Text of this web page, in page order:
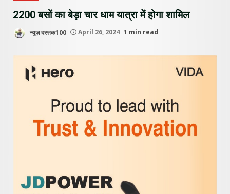
2200 बसों का बेड़ा चार धाम यात्रा में होगा शामिल
न्यूज़ दस्तक100 April 26, 2024 1 min read